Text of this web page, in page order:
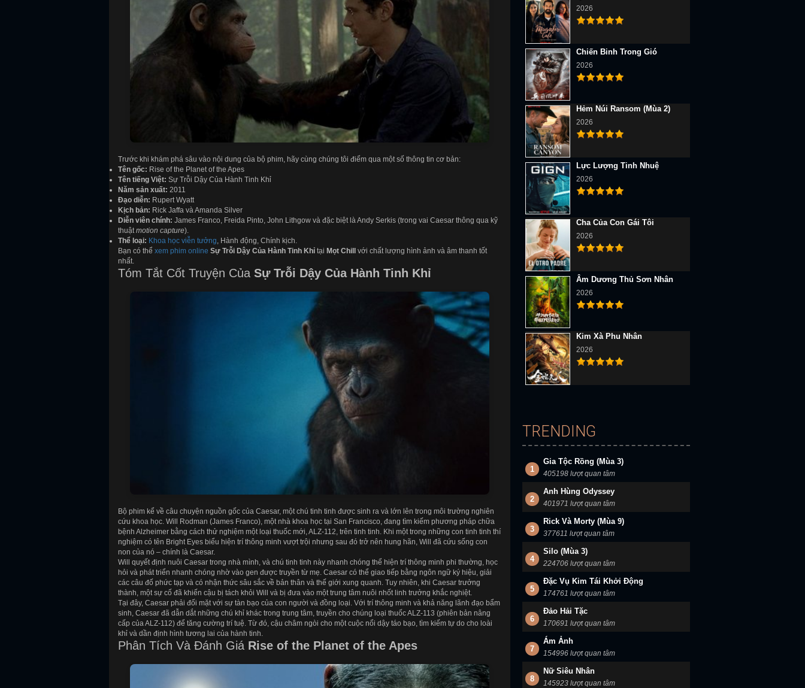
Trước khi khám phá sâu vào nội dung của bộ phim, hãy cùng chúng tôi điểm qua một số thông tin cơ bản:
Tên gốc: Rise of the Planet of the Apes
Tên tiếng Việt: Sự Trỗi Dậy Của Hành Tinh Khỉ
Năm sản xuất: 2011
Đạo diễn: Rupert Wyatt
Kịch bản: Rick Jaffa và Amanda Silver
Diễn viên chính: James Franco, Freida Pinto, John Lithgow và đặc biệt là Andy Serkis (trong vai Caesar thông qua kỹ
thuậtmotion capture).
Thể loại: Khoa học viễn tưởng, Hành động, Chính kịch.
Bạn có thể xem phim online Sự Trỗi Dậy Của Hành Tinh Khỉ tại Mọt Chill
với chất lượng hình ảnh và âm thanh tốt
nhất.
Tóm Tắt Cốt Truyện Của Sự Trỗi Dậy Của Hành Tinh Khỉ
Bộ phim kể về câu chuyện nguồn gốc của Caesar, một chú tinh tinh được sinh ra và lớn lên trong môi trường nghiên
cứu khoa học. Will Rodman (James Franco), một nhà khoa học tại San Francisco, đang tìm kiếm phương pháp chữa
bệnh Alzheimer bằng cách thử nghiệm một loại thuốc mới, ALZ-112, trên tinh tinh. Khi một trong những con tinh tinh thí
nghiệm có tên Bright Eyes biểu hiện trí thông minh vượt trội nhưng sau đó trở nên hung hãn, Will đã cứu sống con
non của nó – chính là Caesar.
Will quyết định nuôi Caesar trong nhà mình, và chú tinh tinh này nhanh chóng thể hiện trí thông minh phi thường, học
hỏi và phát triển nhanh chóng nhờ vào gen được truyền từ mẹ. Caesar có thể giao tiếp bằng ngôn ngữ ký hiệu, giải
các câu đố phức tạp và có nhận thức sâu sắc về bản thân và thế giới xung quanh. Tuy nhiên, khi Caesar trưởng
thành, một sự cố đã khiến cậu bị tách khỏi Will và bị đưa vào một trung tâm nuôi nhốt linh trưởng khắc nghiệt.
Tại đây, Caesar phải đối mặt với sự tàn bạo của con người và đồng loại. Với trí thông minh và khả năng lãnh đạo bẩm
sinh, Caesar đã dẫn dắt những chú khỉ khác trong trung tâm, truyền cho chúng loại thuốc ALZ-113 (phiên bản nâng
cấp của ALZ-112) để tăng cường trí tuệ. Từ đó, cậu châm ngòi cho một cuộc nổi dậy táo bạo, tìm kiếm tự do cho loài
khỉ và dần định hình tương lai của hành tinh.
Phân Tích Và Đánh Giá Rise of the Planet of the Apes
2026
Chiến Binh Trong Gió
2026
Hẻm Núi Ransom (Mùa 2)
2026
Lực Lượng Tinh Nhuệ
2026
Cha Của Con Gái Tôi
2026
Âm Dương Thủ Sơn Nhân
2026
Kim Xà Phu Nhân
2026
TRENDING
1
Gia Tộc Rồng (Mùa 3)
405198 lượt quan tâm
2
Anh Hùng Odyssey
401971 lượt quan tâm
3
Rick Và Morty (Mùa 9)
377611 lượt quan tâm
4
Silo (Mùa 3)
224706 lượt quan tâm
5
Đặc Vụ Kim Tái Khởi Động
174761 lượt quan tâm
6
Đảo Hải Tặc
170691 lượt quan tâm
7
Ám Ảnh
154996 lượt quan tâm
8
Nữ Siêu Nhân
145923 lượt quan tâm